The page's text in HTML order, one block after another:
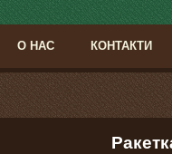
О НАС КОНТАКТИ